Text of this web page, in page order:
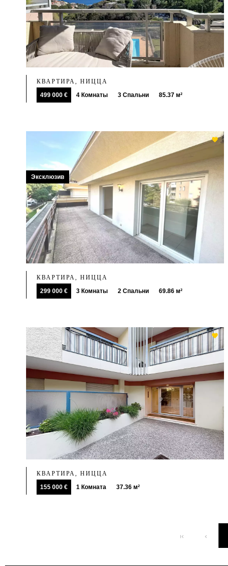
КВАРТИРА, НИЦЦА
499 000 €
4 Комнаты 3 Спальни 85.37 м²
КВАРТИРА, НИЦЦА
299 000 €
3 Комнаты 2 Спальни 69.86 м²
Эксклюзив
КВАРТИРА, НИЦЦА
155 000 €
1 Комната 37.36 м²